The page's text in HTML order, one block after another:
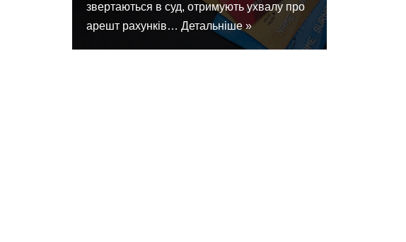
звертаються в суд, отримують ухвалу про
арешт рахунків… Детальніше »